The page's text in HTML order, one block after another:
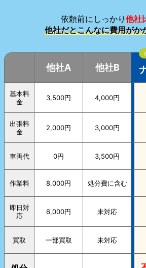
依頼前にしっかり 他社
他社だとこんなに費用がか
他社A 他社B
基本料
金
3,500円 4,000円
出張料
金
2,000円 3,000円
車両代 0円 3,500円
作業料 8,000円 処分費に含む
即日対
応
6,000円 未対応
買取 一部買取 未対応